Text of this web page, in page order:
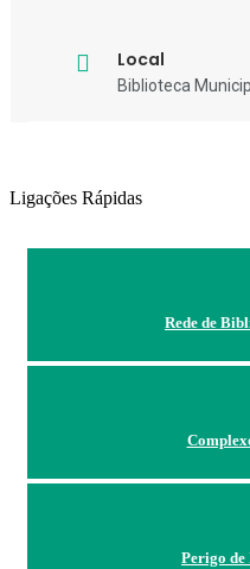
Local
Biblioteca
Ligações Rápidas
Rede de
Perigo